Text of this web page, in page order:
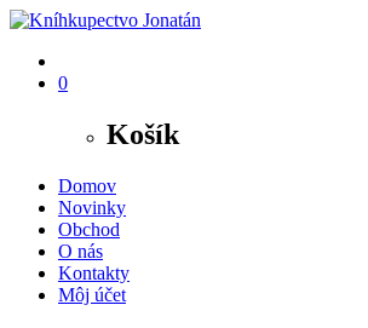
0
Košík
Domov
Novinky
Obchod
O nás
Kontakty
Môj účet